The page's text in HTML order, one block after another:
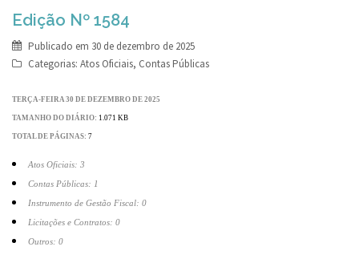
Edição Nº 1584
Publicado em 30 de dezembro de 2025
Categorias: Atos Oficiais, Contas Públicas
TERÇA-FEIRA 30 DE DEZEMBRO DE 2025
TAMANHO DO DIÁRIO: 1.071 KB
TOTAL DE PÁGINAS: 7
Atos Oficiais: 3
Contas Públicas: 1
Instrumento de Gestão Fiscal: 0
Licitações e Contratos: 0
Outros: 0